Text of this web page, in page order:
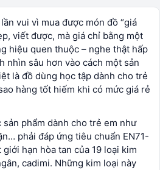
vui vì mua được món đồ “giá
viết được, mà giá chỉ bằng một
hiệu quen thuộc – nghe thật hấp
nhìn sâu hơn vào cách một sản
là đồ dùng học tập dành cho trẻ
hàng tốt hiếm khi có mức giá rẻ
phẩm dành cho trẻ em như
phải đáp ứng tiêu chuẩn EN71-
hạn hòa tan của 19 loại kim
cadimi. Những kim loại này